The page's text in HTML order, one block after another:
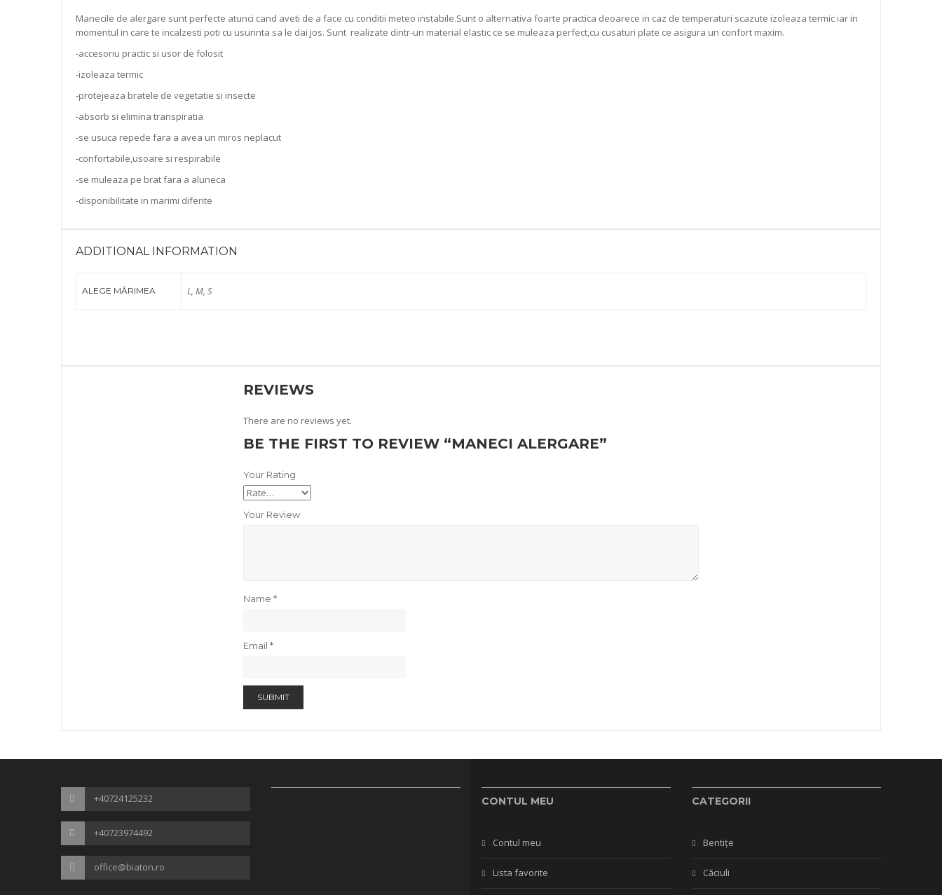
Manecile de alergare sunt perfecte atunci cand aveti de a face cu conditii meteo instabile.Sunt o alternativa foarte practica deoarece in caz de temperaturi scazute izoleaza termic iar in
momentul in care te incalzesti poti cu usurinta sa le dai jos. Sunt realizate dintr-un material elastic ce se muleaza perfect,cu cusaturi plate ce asigura un confort maxim.
-accesoriu practic si usor de folosit
-izoleaza termic
-protejeaza bratele de vegetatie si insecte
-absorb si elimina transpiratia
-se usuca repede fara a avea un miros neplacut
-confortabile,usoare si respirabile
-se muleaza pe brat fara a aluneca
-disponibilitate in marimi diferite
ADDITIONAL INFORMATION
ALEGE MĂRIMEA L, M, S
REVIEWS
There are no reviews yet.
BE THE FIRST TO REVIEW “MANECI ALERGARE”
Your Rating
Your Review
Name *
Email *
+40724125232
+40723974492
office@biaton.ro
CONTUL MEU
Contul meu
Lista favorite
CATEGORII
Bentițe
Căciuli